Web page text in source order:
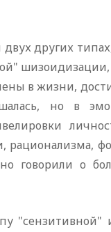
других
в жизни,
но в
рационализма,
говорили о